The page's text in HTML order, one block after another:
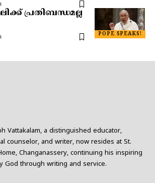
POPE SPEAKS!
പ്രതിബന്ധമല്ല
Vattakalam, a distinguished educator,
counselor, and writer, now resides at St.
Changanassery, continuing his inspiring
God through writing and service.